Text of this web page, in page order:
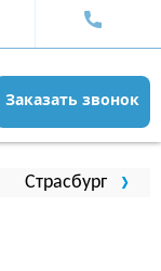
Заказать звонок
Страсбург